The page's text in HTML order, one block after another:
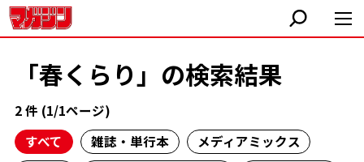
「春くらり」の検索結果
2 件 (1/1ページ)
すべて
雑誌・単行本
メディアミックス